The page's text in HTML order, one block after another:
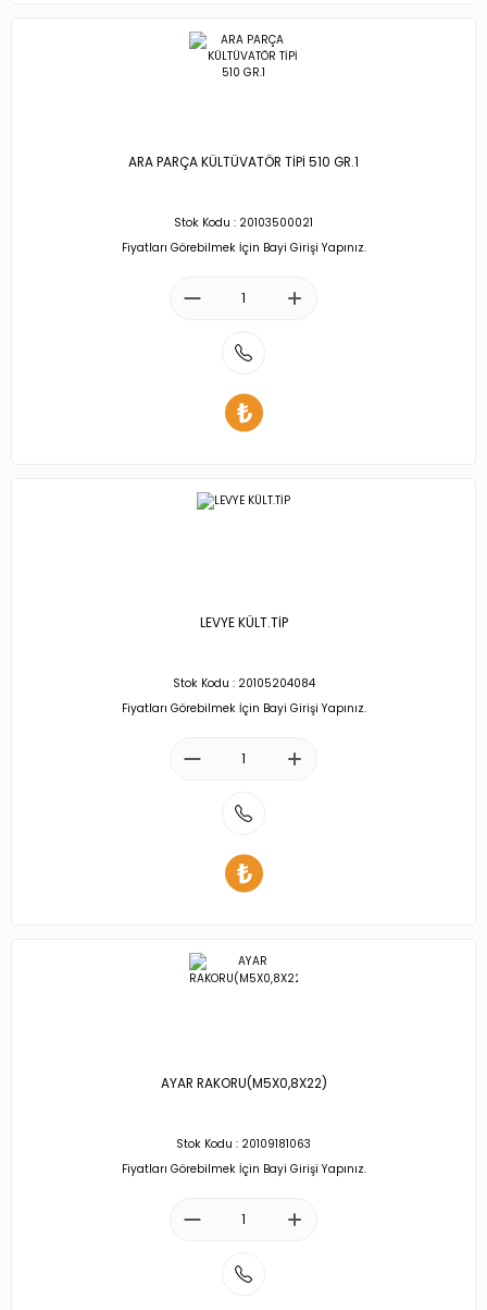
ARA PARÇA KÜLTÜVATÖR TİPİ 510 GR.1
Stok Kodu : 20103500021
Fiyatları Görebilmek İçin Bayi Girişi Yapınız.
LEVYE KÜLT.TİP
Stok Kodu : 20105204084
Fiyatları Görebilmek İçin Bayi Girişi Yapınız.
AYAR RAKORU(M5X0,8X22)
Stok Kodu : 20109181063
Fiyatları Görebilmek İçin Bayi Girişi Yapınız.